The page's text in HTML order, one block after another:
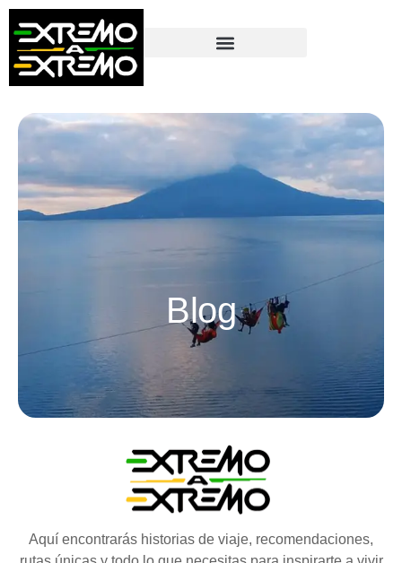
contenido
Blog
Aquí encontrarás historias de viaje, recomendaciones,